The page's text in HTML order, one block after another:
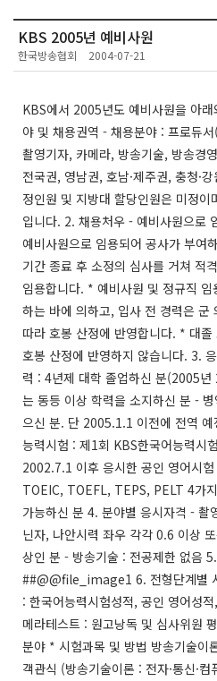
KBS 2005년 예비사원
한국방송협회 2004-07-21
KBS에서 2005년도 예비사원을 아
야 및 채용권역 - 채용분야 : 프로듀
촬영기자, 카메라, 방송기술, 방송경
전국권, 영남권, 호남·제주권, 충청·
정인원 및 지방대 할당인원은 미정
입니다. 2. 채용처우 - 예비사원으로
예비사원으로 임용되어 공사가 부여
기간 종료 후 소정의 심사를 거쳐 적
임용합니다. * 예비사원 및 정규직
하는 바에 의하고, 입사 전 경력은 군
따라 호봉 산정에 반영합니다. * 대
호봉 산정에 반영하지 않습니다. 3.
력 : 4년제 대학 졸업하신 분(2005
는 동등 이상 학력을 소지하신 분 -
으신 분. 단 2005.1.1 이전에 전역
능력시험 : 제1회 KBS한국어능력시
2002.7.1 이후 응시한 공인 영어시
TOEIC, TOEFL, TEPS, PELT 4가
가능하신 분 4. 분야별 응시자격 - 촬
닌자, 나안시력 좌우 각각 0.6 이상
상인 분 - 방송기술 : 전공제한 없음
##@@file_image1 6. 전형단계별
: 한국어능력시험성적, 공인 영어성
메라테스트 : 원고낭독 및 심사위원
분야 * 시험과목 및 방법 방송기술이
객관식 (방송기술이론 : 전자·통신·컴